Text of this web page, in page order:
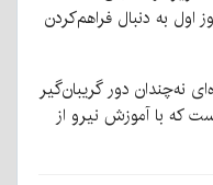
به دنبال فراهم‌کردن
نه‌چندان دور گریبان‌گیر
که با آموزش نیرو از